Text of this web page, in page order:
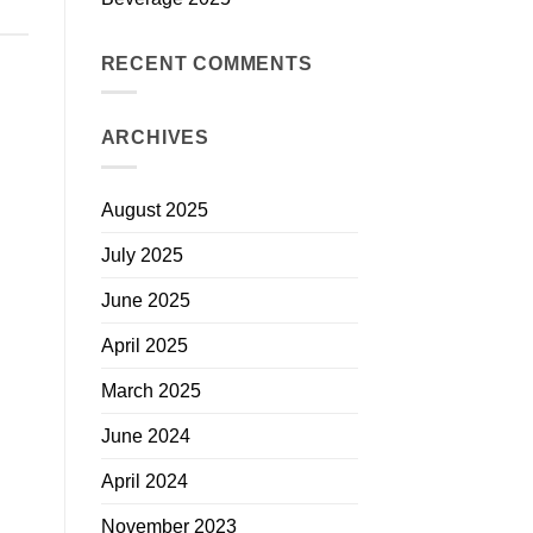
RECENT COMMENTS
ARCHIVES
August 2025
July 2025
June 2025
April 2025
March 2025
June 2024
April 2024
November 2023